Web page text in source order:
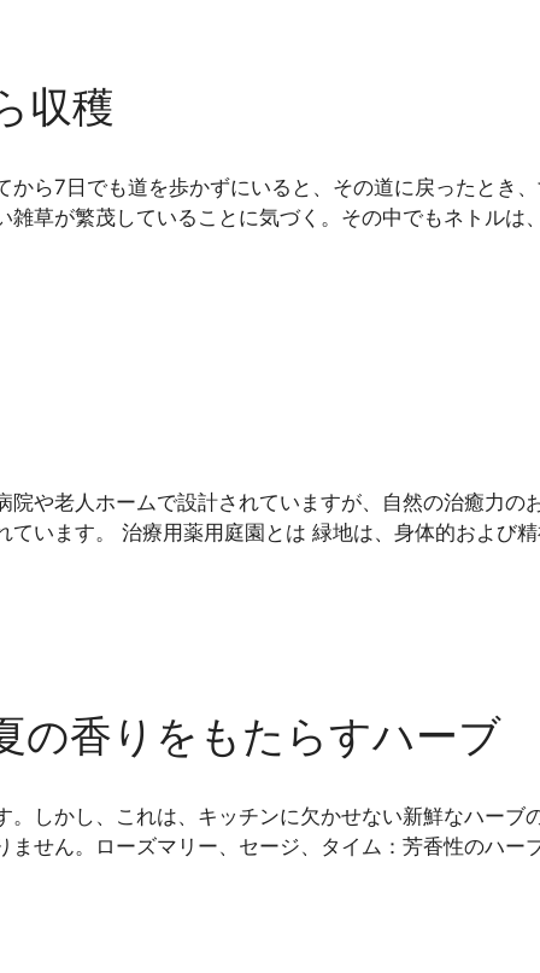
収穫
から7日でも道を歩かずにいると、その道に戻ったとき
雑草が繁茂していることに気づく。その中でもネトル
院や老人ホームで設計されていますが、自然の治癒力の
ています。 治療用薬用庭園とは 緑地は、身体的および
の香りをもたらすハーブ
。しかし、これは、キッチンに欠かせない新鮮なハーブ
ません。ローズマリー、セージ、タイム：芳香性のハ